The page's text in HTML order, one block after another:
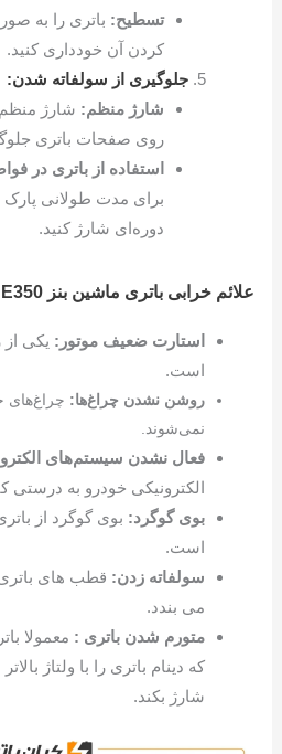
تسطیح: باتری را به
کردن آن خودداری کنید.
جلوگیری از سولفاته شدن:
شارژ منظم: شارژ
روی صفحات باتری
استفاده از باتری در
برای مدت طولانی پارک
دوره‌ای شارژ کنید.
علائم خرابی باتری ماشین بنز E350 کوپه
استارت ضعیف موتور: یکی از
است.
روشن نشدن چراغ‌ها: چراغ‌های
نمی‌شوند.
فعال نشدن سیستم‌های
الکترونیکی خودرو به درستی
بوی گوگرد: بوی گوگرد از
است.
سولفاته زدن: قطب های
می بندد.
متورم شدن باتری : معمولا
شارژ بکند.